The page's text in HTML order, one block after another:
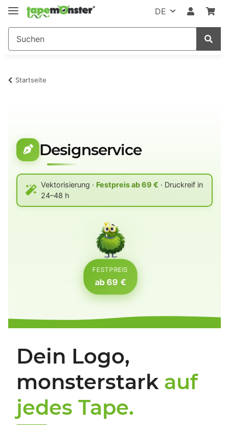
DE
Startseite
Designservice
Vektorisierung · Festpreis ab 69 € · Druckreif in
24–48 h
FESTPREIS
ab 69 €
Dein Logo,
monsterstark auf
jedes Tape.